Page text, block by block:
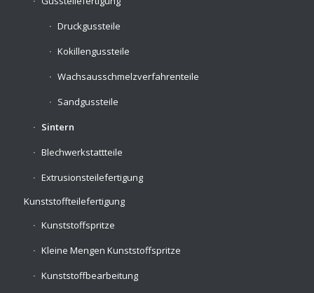
Druckgussteile
Kokillengussteile
Wachsausschmelzverfahrenteile
Sandgussteile
Sintern
Blechwerkstattteile
Extrusionsteilefertigung
Kunststoffteilefertigung
Kunststoffspritze
Kleine Mengen Kunststoffspritze
Kunststoffbearbeitung